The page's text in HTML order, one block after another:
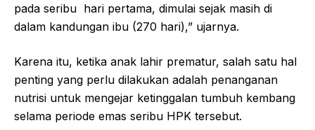
pada seribu hari pertama, dimulai sejak masih di
dalam kandungan ibu (270 hari),” ujarnya.
Karena itu, ketika anak lahir prematur, salah satu hal
penting yang perlu dilakukan adalah penanganan
nutrisi untuk mengejar ketinggalan tumbuh kembang
selama periode emas seribu HPK tersebut.